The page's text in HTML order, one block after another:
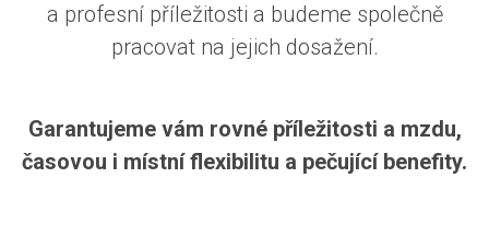
a profesní příležitosti a budeme společně
pracovat na jejich dosažení.
Garantujeme vám rovné příležitosti a mzdu,
časovou i místní flexibilitu a pečující benefity.